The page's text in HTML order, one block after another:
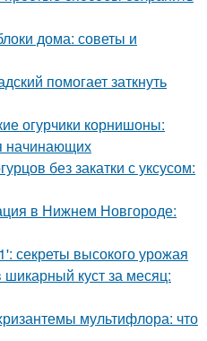
дома: советы и
помогает заткнуть
огурчики корнишоны:
начинающих
без закатки с уксусом:
в Нижнем Новгороде:
секреты высокого урожая
куст за месяц:
мультифлора: что